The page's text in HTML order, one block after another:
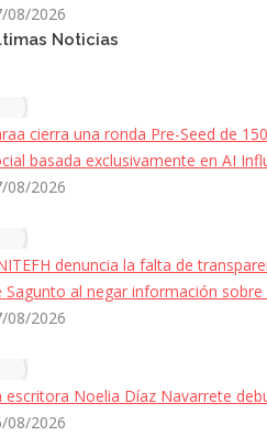
08/2026
Noticias
cierra una ronda Pre-Seed de
basada exclusivamente en AI
08/2026
denuncia la falta de
Sagunto al negar información sobre
08/2026
escritora Noelia Díaz Navarrete
08/2026